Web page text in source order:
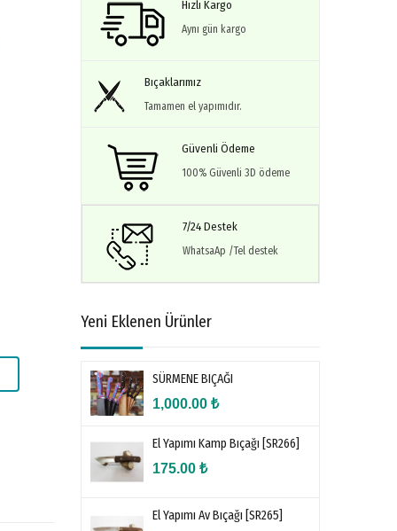
Hızlı Kargo
Aynı gün kargo
Bıçaklarımız
Tamamen el yapımıdır.
Güvenli Ödeme
100% Güvenli 3D ödeme
7/24 Destek
WhatsaAp /Tel destek
Yeni Eklenen Ürünler
SÜRMENE BIÇAĞI
1,000.00 ₺
El Yapımı Kamp Bıçağı [SR266]
175.00 ₺
El Yapımı Av Bıçağı [SR265]